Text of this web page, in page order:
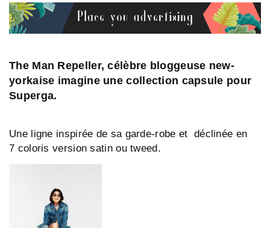
The Man Repeller, célèbre bloggeuse new-
yorkaise imagine une collection capsule pour
Superga.
Une ligne inspirée de sa garde-robe et déclinée en
7 coloris version satin ou tweed.